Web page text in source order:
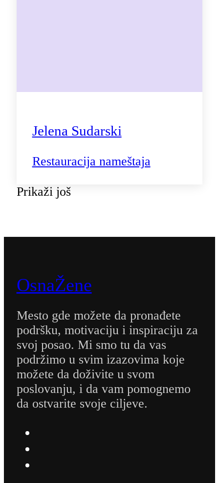
Jelena Sudarski
Restauracija nameštaja
Prikaži još
OsnaŽene
Mesto gde možete da pronađete
podršku, motivaciju i inspiraciju za
svoj posao. Mi smo tu da vas
podržimo u svim izazovima koje
možete da doživite u svom
poslovanju, i da vam pomognemo
da ostvarite svoje ciljeve.